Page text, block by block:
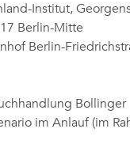
Institut,
Berlin-Mitte
Berlin-
Bollinger
im Anlauf (im